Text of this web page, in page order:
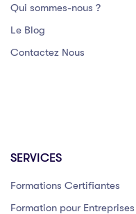
Qui sommes-nous ?
Le Blog
Contactez Nous
SERVICES
Formations Certifiantes
Formation pour Entreprises